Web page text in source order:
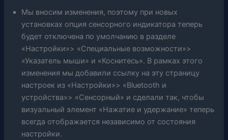
Мы вносим изменения, поэтому при новых
установках опция сенсорного индикатора теперь
будет отключена по умолчанию в разделе
«Настройки»> «Специальные возможности»>
«Указатель мыши» и «Коснитесь». В рамках этого
изменения мы добавили ссылку на эту страницу
настроек из «Настройки»> «Bluetooth и
устройства»> «Сенсорный» и сделали так, чтобы
визуальный элемент «Нажатие и удержание» теперь
всегда отображается независимо от состояния
настройки.